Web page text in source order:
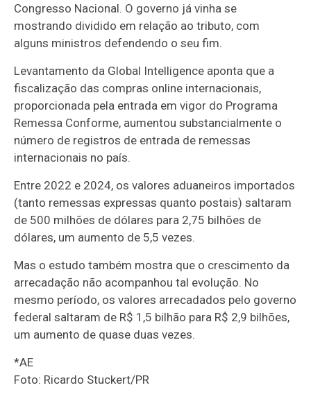
Congresso Nacional. O governo já vinha se
mostrando dividido em relação ao tributo, com
alguns ministros defendendo o seu fim.
Levantamento da Global Intelligence aponta que a
fiscalização das compras online internacionais,
proporcionada pela entrada em vigor do Programa
Remessa Conforme, aumentou substancialmente o
número de registros de entrada de remessas
internacionais no país.
Entre 2022 e 2024, os valores aduaneiros importados
(tanto remessas expressas quanto postais) saltaram
de 500 milhões de dólares para 2,75 bilhões de
dólares, um aumento de 5,5 vezes.
Mas o estudo também mostra que o crescimento da
arrecadação não acompanhou tal evolução. No
mesmo período, os valores arrecadados pelo governo
federal saltaram de R$ 1,5 bilhão para R$ 2,9 bilhões,
um aumento de quase duas vezes.
*AE
Foto: Ricardo Stuckert/PR